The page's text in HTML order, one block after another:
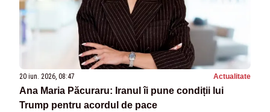
20 iun. 2026, 08:47 Actualitate
Ana Maria Păcuraru: Iranul îi pune condiții lui
Trump pentru acordul de pace